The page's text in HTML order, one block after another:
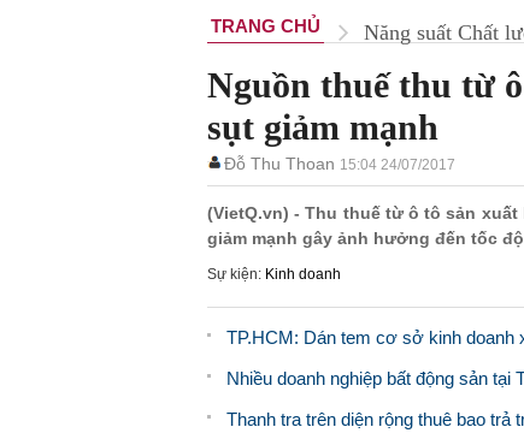
TRANG CHỦ Năng suất Chất
Nguồn thuế thu từ
sụt giảm mạnh
Đỗ Thu Thoan 15:04 24/07/2017
(VietQ.vn) - Thu thuế từ ô tô sản
giảm mạnh gây ảnh hưởng đến tốc
Sự kiện: Kinh doanh
TP.HCM: Dán tem cơ sở kinh doanh
Nhiều doanh nghiệp bất động sản tại
Thanh tra trên diện rộng thuê bao trả